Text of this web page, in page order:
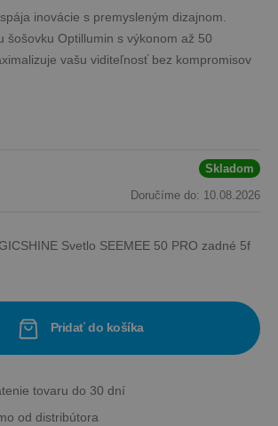
inovácie s premysleným dizajnom.
šošovku Optillumin s výkonom až 50
vašu viditeľnosť bez kompromisov
Skladom
Doručíme do: 10.08.2026
Svetlo SEEMEE 50 PRO zadné 5f
Pridať do košíka
tovaru do 30 dní
od distribútora